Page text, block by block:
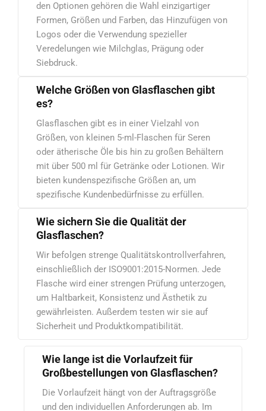
den Optionen gehören die Wahl einzigartiger
Formen, Größen und Farben, das Hinzufügen von
Logos oder die Verwendung spezieller
Veredelungen wie Milchglas, Prägung oder
Siebdruck.
Welche Größen von Glasflaschen gibt
es?
Glasflaschen gibt es in einer Vielzahl von
Größen, von kleinen 5-ml-Flaschen für Seren
oder ätherische Öle bis hin zu großen Behältern
mit über 500 ml für Getränke oder Lotionen. Wir
bieten kundenspezifische Größen an, um
spezifische Kundenbedürfnisse zu erfüllen.
Wie sichern Sie die Qualität der
Glasflaschen?
Wir befolgen strenge Qualitätskontrollverfahren,
einschließlich der ISO9001:2015-Normen. Jede
Flasche wird einer strengen Prüfung unterzogen,
um Haltbarkeit, Konsistenz und Ästhetik zu
gewährleisten. Außerdem testen wir sie auf
Sicherheit und Produktkompatibilität.
Wie lange ist die Vorlaufzeit für
Großbestellungen von Glasflaschen?
Die Vorlaufzeit hängt von der Auftragsgröße
und den individuellen Anforderungen ab. Im